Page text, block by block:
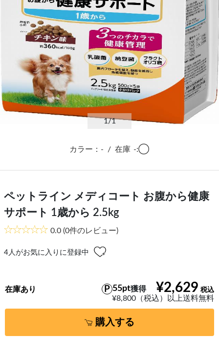
1/1
カラー：- / 在庫 -:◯
ペットライン メディコート お腹から健康
サポート 1歳から 2.5kg
0.0 (0件のレビュー)
4 人がお気に入りに登録中
¥2,629
55pt獲得
¥8,800（税込）以上送料無料
在庫あり
購入する